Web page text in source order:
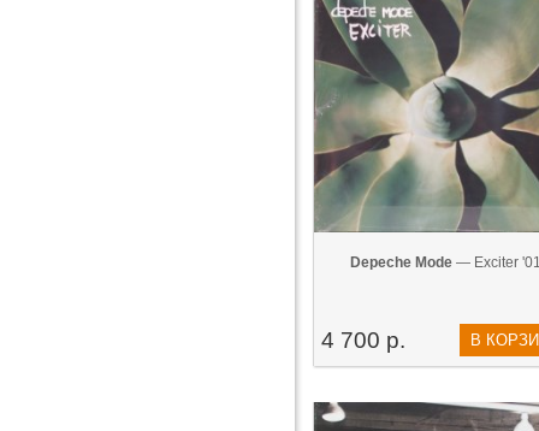
Depeche Mode — Exciter
4 700 р. В